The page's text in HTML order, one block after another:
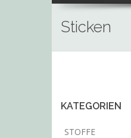
Sticken
KATEGORIEN
STOFFE